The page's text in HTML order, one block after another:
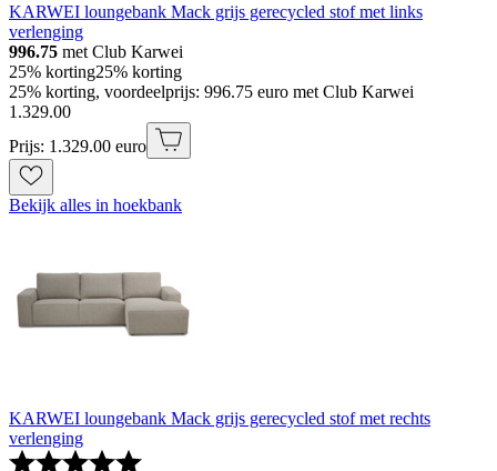
KARWEI loungebank Mack grijs gerecycled stof met links
verlenging
996.75 met Club Karwei
25% korting25% korting
25% korting, voordeelprijs: 996.75 euro met Club Karwei
1 .329.00
Prijs: 1.329.00 euro
Bekijk alles in hoekbank
KARWEI loungebank Mack grijs gerecycled stof met rechts
verlenging